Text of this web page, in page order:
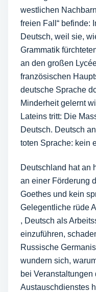
westlichen
freien Fall“ befinde:
Deutsch, weil sie,
Grammatik
an den großen
französischen
deutsche Sprache
Minderheit gelernt
Lateins tritt: Die
Deutsch. Deutsch
toten Sprache: kein
Deutschland hat an
an einer Förderung
Goethes und kein
Gelegentliche rüde
, Deutsch als
einzuführen,
Russische
wundern sich,
bei
Austauschdienstes